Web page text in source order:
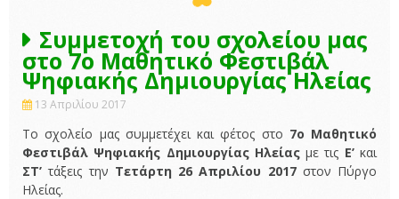
Συμμετοχή του σχολείου μας
στο 7ο Μαθητικό Φεστιβάλ
Ψηφιακής Δημιουργίας Ηλείας
13 Απριλίου 2017
Το σχολείο μας συμμετέχει και φέτος στο 7ο Μαθητικό
Φεστιβάλ Ψηφιακής Δημιουργίας Ηλείαςμε τις Ε’και
ΣΤ’ τάξεις την Τετάρτη 26 Απριλίου 2017στον Πύργο
Ηλείας.